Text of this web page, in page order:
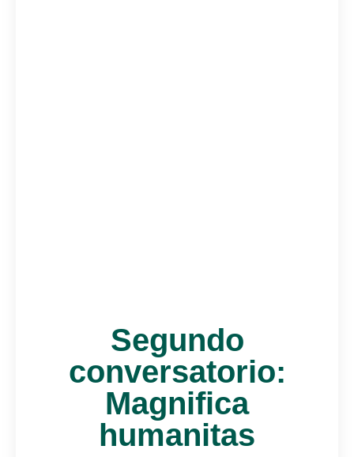
Segundo
conversatorio:
Magnifica
humanitas